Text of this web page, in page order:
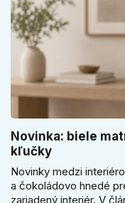
Novinka: biele
kľučky
Novinky medzi
a čokoládovo hnedé
zariadený interiér. V